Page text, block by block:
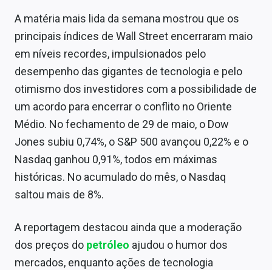
A matéria mais lida da semana mostrou que os
principais índices de Wall Street encerraram maio
em níveis recordes, impulsionados pelo
desempenho das gigantes de tecnologia e pelo
otimismo dos investidores com a possibilidade de
um acordo para encerrar o conflito no Oriente
Médio. No fechamento de 29 de maio, o Dow
Jones subiu 0,74%, o S&P 500 avançou 0,22% e o
Nasdaq ganhou 0,91%, todos em máximas
históricas. No acumulado do mês, o Nasdaq
saltou mais de 8%.
A reportagem destacou ainda que a moderação
dos preços do petróleo ajudou o humor dos
mercados, enquanto ações de tecnologia